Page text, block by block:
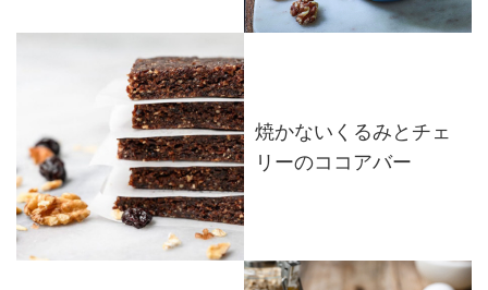
焼かないくるみとチェ
リーのココアバー